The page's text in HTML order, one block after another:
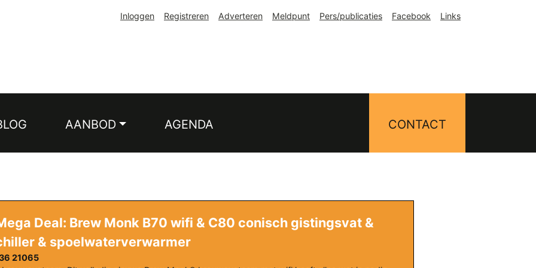
Inloggen Registreren Adverteren Meldpunt Pers/publicaties Facebook Links
AANBOD AGENDA CONTACT
Deal: Brew Monk B70 wifi & C80 conisch gistingsvat &
& spoelwaterverwarmer
21065